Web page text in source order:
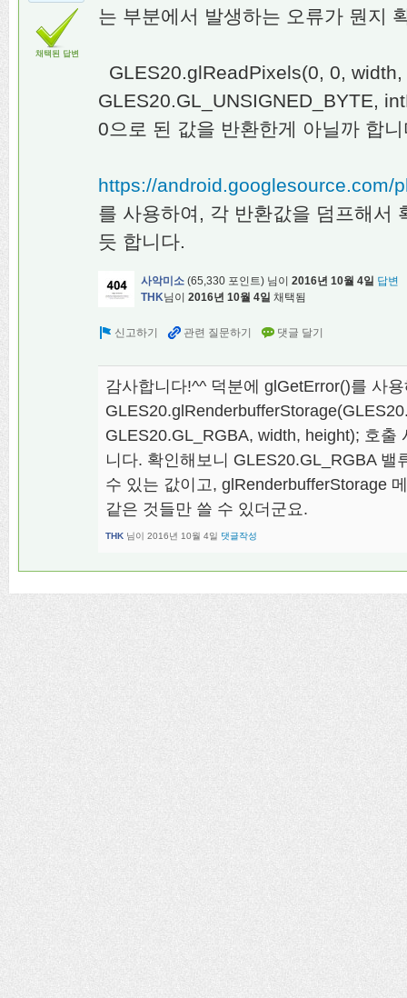
채택된 답변
는 부분에서 발생하는 오류가 뭔지
GLES20.glReadPixels(0, 0,
GLES20.GL_UNSIGNED_BYTE,
0으로 된 값을 반환한게 아닐까 합
https://android.googlesource.com/
를 사용하여, 각 반환값을 덤프해서
듯 합니다.
사악미소 (65,330 포인트) 님이 2016년 10월 4일 답변
THK님이 2016년 10월 4일 채택됨
감사합니다!^^ 덕분에 glGetError()를 사
GLES20.GL_RGBA, width, height); 호출
니다. 확인해보니 GLES20.GL_RGBA
수 있는 값이고, glRenderbufferStorage
같은 것들만 쓸 수 있더군요.
THK 님이 2016년 10월 4일 댓글작성